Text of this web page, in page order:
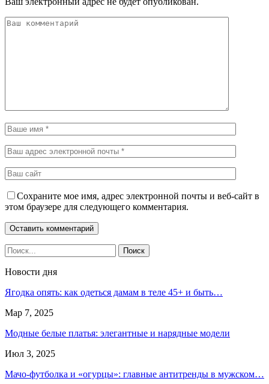
Сохраните мое имя, адрес электронной почты и веб-сайт в
этом браузере для следующего комментария.
Новости дня
Ягодка опять: как одеться дамам в теле 45+ и быть…
Мар 7, 2025
Модные белые платья: элегантные и нарядные модели
Июл 3, 2025
Мачо-футболка и «огурцы»: главные антитренды в мужском…